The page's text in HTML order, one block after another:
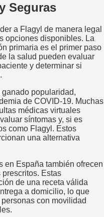
Seguras
a Flagyl de manera legal
opciones disponibles. La
primaria es el primer paso
la salud pueden evaluar
y determinar si
popularidad,
de COVID-19. Muchas
médicas virtuales
síntomas y, si es
como Flagyl. Estos
una alternativa
en España también ofrecen
Estas
de una receta válida
a domicilio, lo que
con movilidad